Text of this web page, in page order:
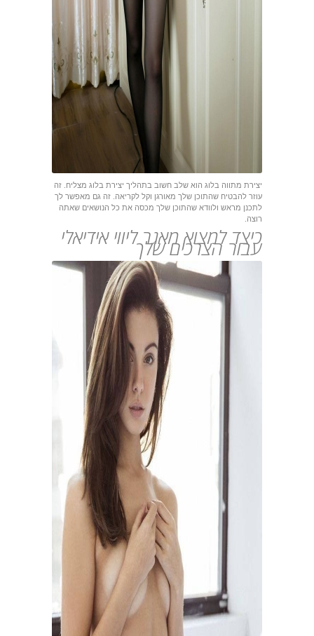
יצירת מתווה בלוג הוא שלב חשוב בתהליך יצירת בלוג מצליח. זה
עוזר להבטיח שהתוכן שלך מאורגן וקל לקריאה. זה גם מאפשר לך
לתכנן מראש ולוודא שהתוכן שלך מכסה את כל הנושאים שאתה
רוצה.
כיצד למצוא מאגר ליווי אידיאלי
עבור הצרכים שלך